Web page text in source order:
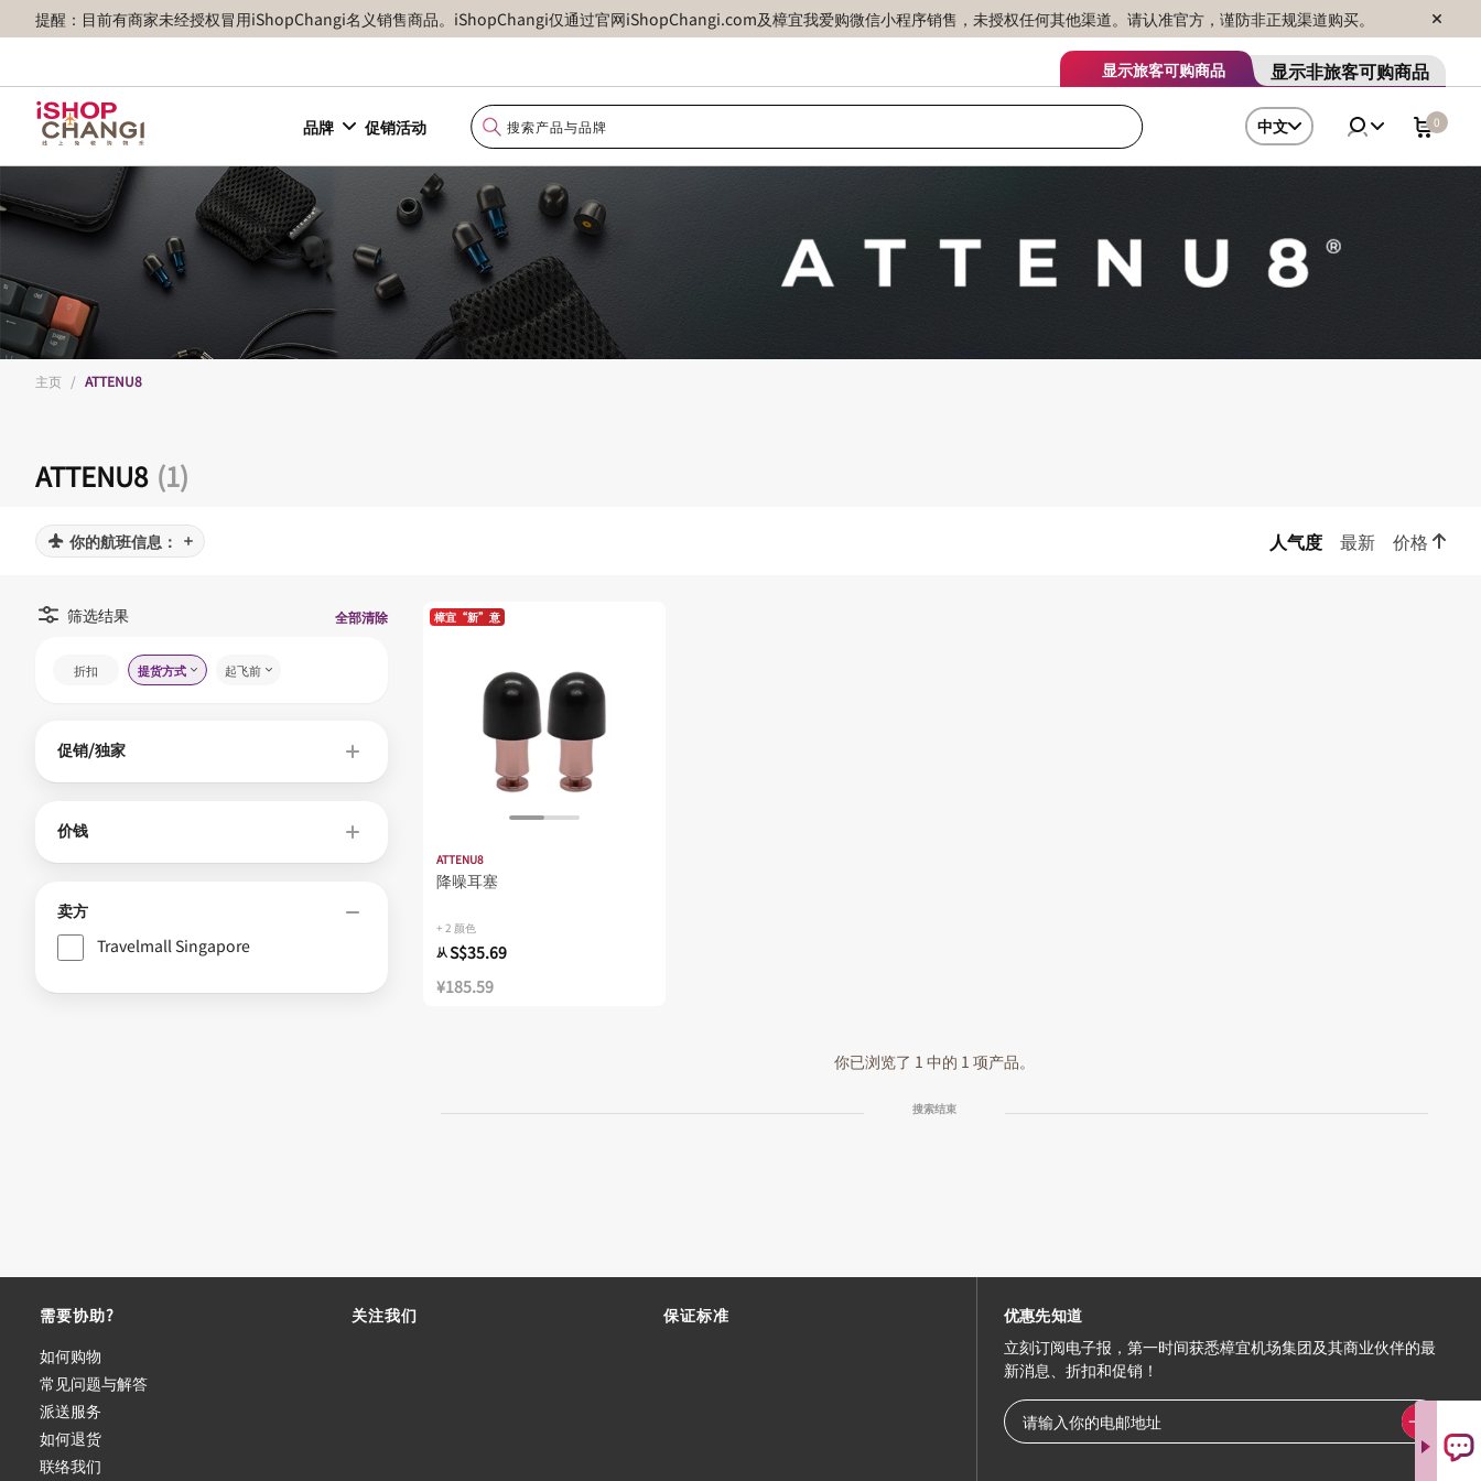
提醒：目前有商家未经授权冒用iShopChangi名义销售商品。iShopChangi仅通过官网iShopChangi.com及樟宜我爱购微信小程序销售，未授权任何其他渠道。请认准官方，谨防非正规渠道购买。
显示旅客可购商品 显示非旅客可购商品
品牌 促销活动 中文 0
主页 / ATTENU8
ATTENU8 (1)
你的航班信息： 人气度 最新 价格
筛选结果 全部清除
折扣 提货方式 起飞前
促销/独家
价钱
卖方
Travelmall Singapore
樟宜“新”意
ATTENU8
降噪耳塞
+ 2 颜色
从S$35.69
¥185.59
你已浏览了 1 中的 1 项产品。
搜索结束
需要协助?
如何购物
常见问题与解答
派送服务
如何退货
联络我们
关注我们 保证标准
优惠先知道
立刻订阅电子报，第一时间获悉樟宜机场集团及其商业伙伴的最
新消息、折扣和促销！